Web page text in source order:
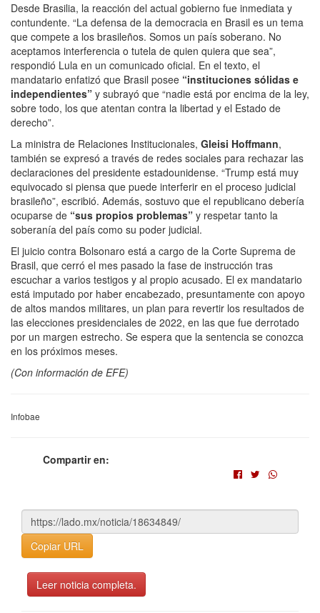
Desde Brasilia, la reacción del actual gobierno fue inmediata y
contundente. “La defensa de la democracia en Brasil es un tema
que compete a los brasileños. Somos un país soberano. No
aceptamos interferencia o tutela de quien quiera que sea”,
respondió Lula en un comunicado oficial. En el texto, el
mandatario enfatizó que Brasil posee “instituciones sólidas e
independientes” y subrayó que “nadie está por encima de la ley,
sobre todo, los que atentan contra la libertad y el Estado de
derecho”.
La ministra de Relaciones Institucionales, Gleisi Hoffmann,
también se expresó a través de redes sociales para rechazar las
declaraciones del presidente estadounidense. “Trump está muy
equivocado si piensa que puede interferir en el proceso judicial
brasileño”, escribió. Además, sostuvo que el republicano debería
ocuparse de “sus propios problemas” y respetar tanto la
soberanía del país como su poder judicial.
El juicio contra Bolsonaro está a cargo de la Corte Suprema de
Brasil, que cerró el mes pasado la fase de instrucción tras
escuchar a varios testigos y al propio acusado. El ex mandatario
está imputado por haber encabezado, presuntamente con apoyo
de altos mandos militares, un plan para revertir los resultados de
las elecciones presidenciales de 2022, en las que fue derrotado
por un margen estrecho. Se espera que la sentencia se conozca
en los próximos meses.
(Con información de EFE)
Infobae
Compartir en:
Copiar URL
Leer noticia completa.